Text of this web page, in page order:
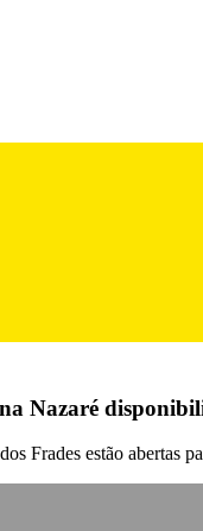
Nazaré
Frades estão abertas